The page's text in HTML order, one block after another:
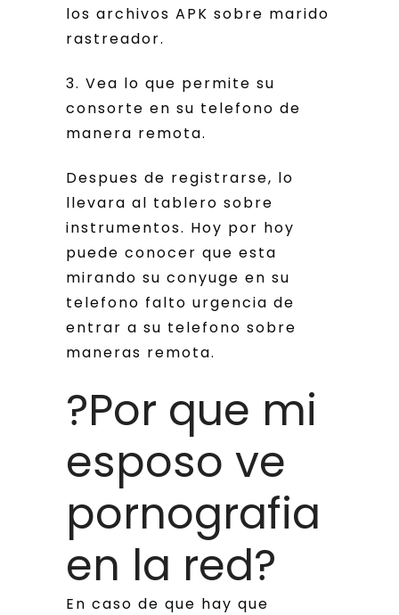
los archivos APK sobre marido
rastreador.
3. Vea lo que permite su
consorte en su telefono de
manera remota.
Despues de registrarse, lo
llevara al tablero sobre
instrumentos. Hoy por hoy
puede conocer que esta
mirando su conyuge en su
telefono falto urgencia de
entrar a su telefono sobre
maneras remota.
?Por que mi
esposo ve
pornografia
en la red?
En caso de que hay que